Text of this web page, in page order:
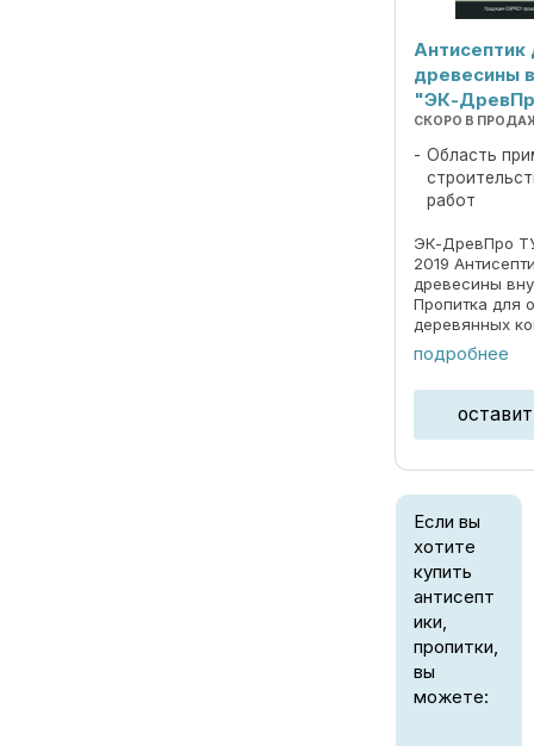
древесины
"ЭК-
СКОРО В
Область
работ
ЭК-ДревПро
2019
древесины
Пропитка для
деревянных
внутри дома
системы и
подробнее
Если вы
хотите
купить
антисепт
ики,
пропитки,
вы
можете: